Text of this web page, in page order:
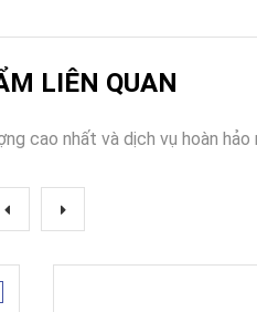
LIÊN QUAN
cao nhất và dịch vụ hoàn hảo